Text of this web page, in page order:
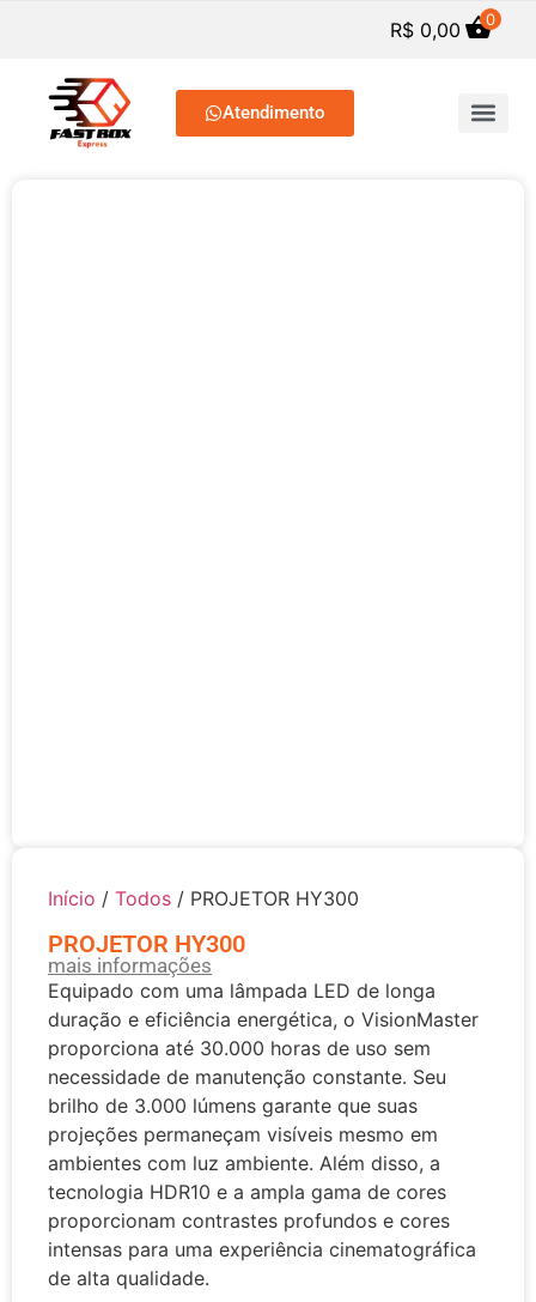
R$0,00 0
Atendimento
Início / Todos / PROJETOR HY300
PROJETOR HY300
mais informações
Equipado com uma lâmpada LED de longa
duração e eficiência energética, o VisionMaster
proporciona até 30.000 horas de uso sem
necessidade de manutenção constante. Seu
brilho de 3.000 lúmens garante que suas
projeções permaneçam visíveis mesmo em
ambientes com luz ambiente. Além disso, a
tecnologia HDR10 e a ampla gama de cores
proporcionam contrastes profundos e cores
intensas para uma experiência cinematográfica
de alta qualidade.